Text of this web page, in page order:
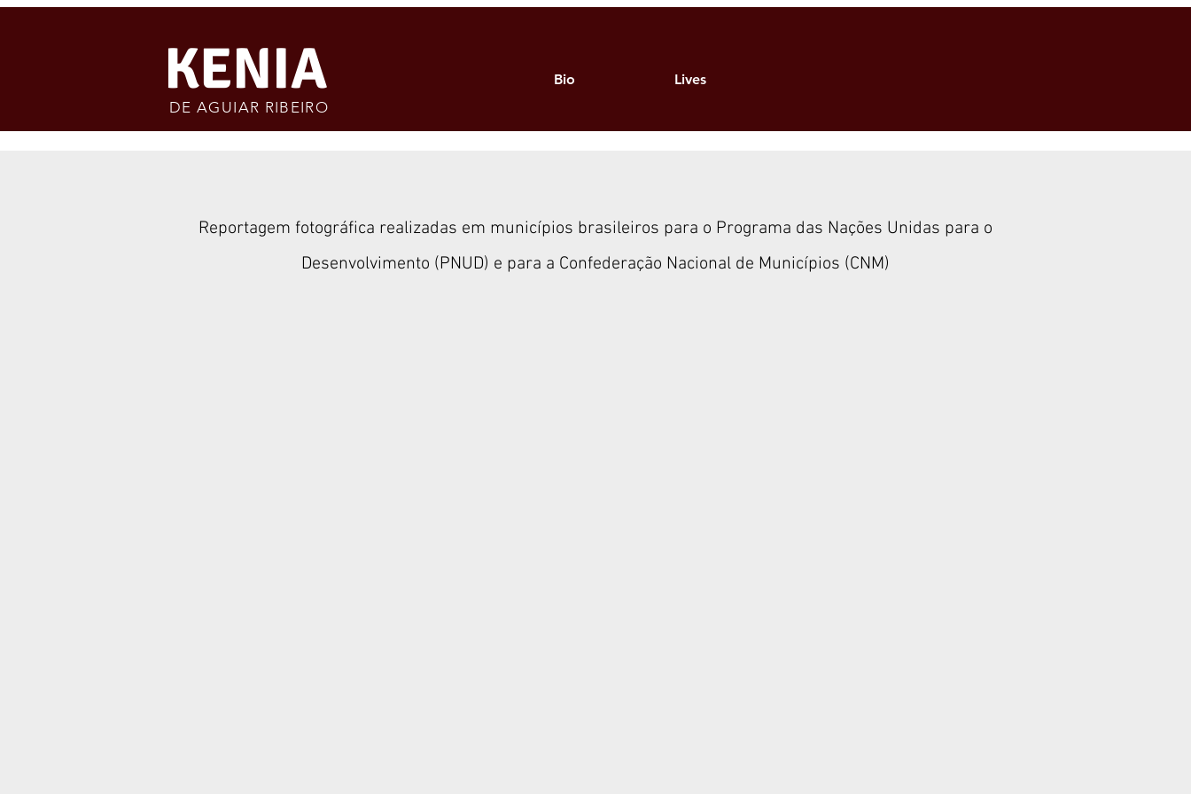
Reportagem fotográfica realizadas em municípios brasileiros para o Programa das Nações Unidas para o
Desenvolvimento (PNUD) e para a Confederação Nacional de Municípios (CNM)
KENIA
DE AGUIAR RIBEIRO
Bio Lives